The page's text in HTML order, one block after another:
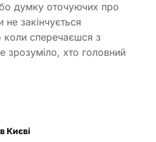
думку оточуючих про
закінчується
сперечаєшся з
зрозуміло, хто головний
Києві